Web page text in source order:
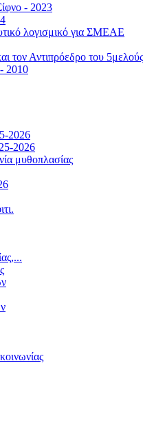
- 2023
λογισμικό για ΣΜΕΑΕ
τον Αντιπρόεδρο του 5μελούς
2010
2026
2026
μυθοπλασίας